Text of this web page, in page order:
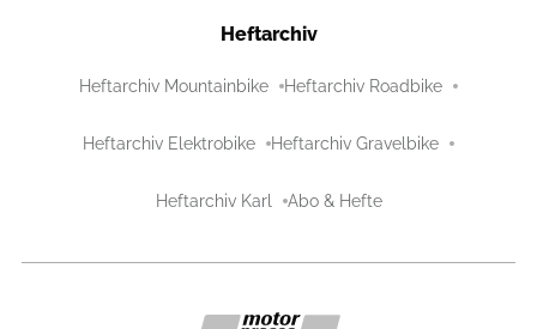
Heftarchiv
Heftarchiv Mountainbike Heftarchiv Roadbike
Heftarchiv Elektrobike Heftarchiv Gravelbike
Heftarchiv Karl Abo & Hefte